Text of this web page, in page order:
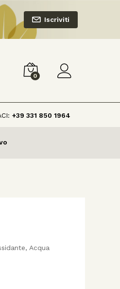
Iscriviti
0
+39 331 850 1964
Acqua